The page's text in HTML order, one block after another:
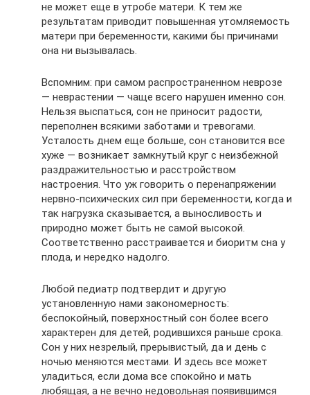
не может еще в утробе матери. К тем же
результатам приводит повышенная утомляемость
матери при беременности, какими бы причинами
она ни вызывалась.
Вспомним: при самом распространенном неврозе
— неврастении — чаще всего нарушен именно сон.
Нельзя выспаться, сон не приносит радости,
переполнен всякими заботами и тревогами.
Усталость днем еще больше, сон становится все
хуже — возникает замкнутый круг с неизбежной
раздражительностью и расстройством
настроения. Что уж говорить о перенапряжении
нервно-психических сил при беременности, когда и
так нагрузка сказывается, а выносливость и
природно может быть не самой высокой.
Соответственно расстраивается и биоритм сна у
плода, и нередко надолго.
Любой педиатр подтвердит и другую
установленную нами закономерность:
беспокойный, поверхностный сон более всего
характерен для детей, родившихся раньше срока.
Сон у них незрелый, прерывистый, да и день с
ночью меняются местами. И здесь все может
уладиться, если дома все спокойно и мать
любящая, а не вечно недовольная появившимся